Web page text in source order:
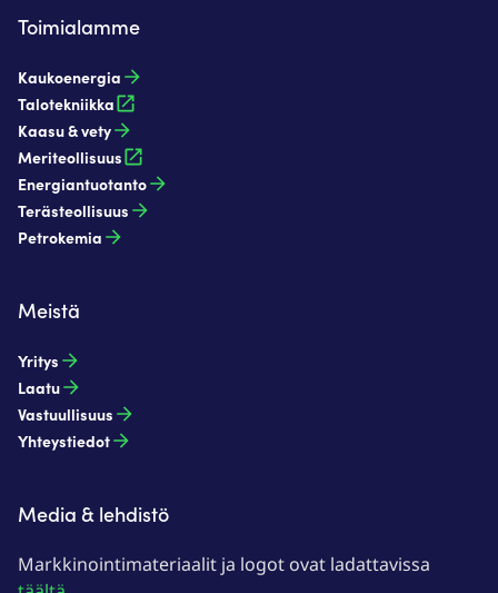
Toimialamme
Kaukoenergia​
Talotekniikka
Kaasu & vety​
Meriteollisuus
Energiantuotanto​
Terästeollisuus​
Petrokemia​
Meistä
Yritys
Laatu
Vastuullisuus
Yhteystiedot
Media & lehdistö
Markkinointimateriaalit ja logot ovat ladattavissa